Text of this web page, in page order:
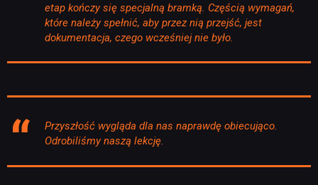
etap kończy się specjalną bramką. Częścią wymagań,
które należy spełnić, aby przez nią przejść, jest
dokumentacja, czego wcześniej nie było.
Przyszłość wygląda dla nas naprawdę obiecująco.
Odrobiliśmy naszą lekcję.